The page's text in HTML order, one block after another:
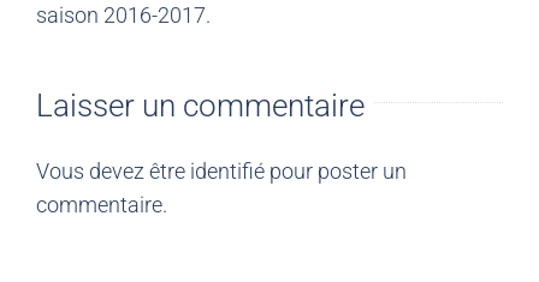
saison 2016-2017.
Laisser un commentaire
Vous devez être identifié pour poster un
commentaire.